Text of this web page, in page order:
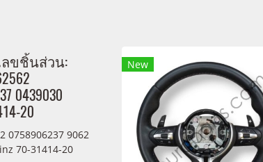
ลขชิ้นส่วน:
0439030
20
0758906237 9062
70-31414-20
New